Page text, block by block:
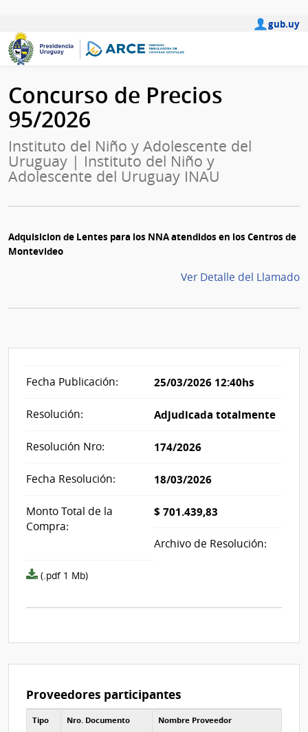
gub.uy
Concurso de Precios
95/2026
Instituto del Niño y Adolescente del
Uruguay | Instituto del Niño y
Adolescente del Uruguay INAU
Adquisicion de Lentes para los NNA atendidos en los Centros de
Montevideo
Ver Detalle del Llamado
Fecha Publicación: 25/03/2026 12:40hs
Resolución: Adjudicada totalmente
Resolución Nro: 174/2026
Fecha Resolución: 18/03/2026
Monto Total de la
Compra:
$ 701.439,83
Archivo de Resolución:
Archivo
acta_1315561.pdf
(.pdf 1 Mb)
Proveedores participantes
Tipo Nro. Documento Nombre Proveedor